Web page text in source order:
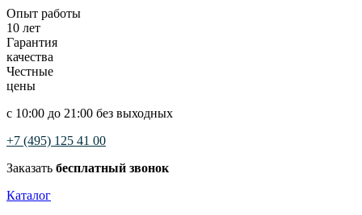
Опыт работы
10 лет
Гарантия
качества
Честные
цены
с 10:00 до 21:00 без выходных
+7 (495) 125 41 00
Заказать бесплатный звонок
Каталог